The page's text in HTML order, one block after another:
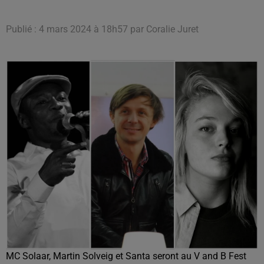
Publié : 4 mars 2024 à 18h57 par Coralie Juret
MC Solaar, Martin Solveig et Santa seront au V and B Fest